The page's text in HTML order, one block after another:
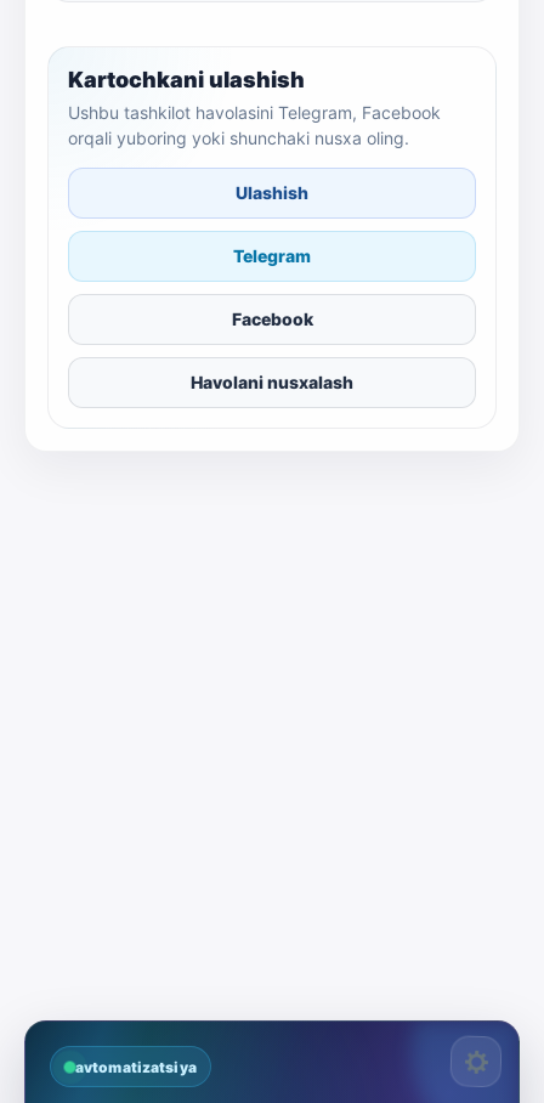
Kartochkani ulashish
Ushbu tashkilot havolasini Telegram, Facebook
orqali yuboring yoki shunchaki nusxa oling.
Ulashish
Telegram
Facebook
Havolani nusxalash
avtomatizatsiya